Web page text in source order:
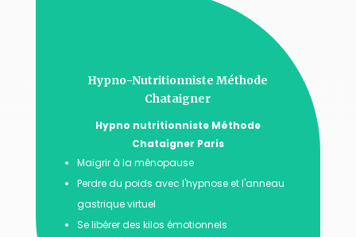
Hypno-Nutritionniste Méthode
Chataigner
Hypno nutritionniste Méthode
Chataigner Paris
Maigrir à la ménopause
Perdre du poids avec l'hypnose et l'anneau
gastrique virtuel
Se libérer des kilos émotionnels